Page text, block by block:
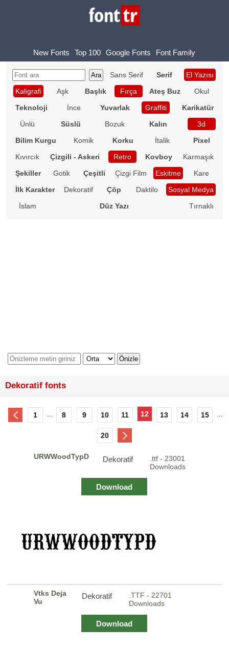
New Fonts Top 100 Google Fonts Font Family
Sans Serif Serif
El Yazısı
Kaligrafi
Aşk Başlık Fırça Ateş Buz
Okul
Teknoloji
İnce Yuvarlak Graffiti
Karikatür
Ünlü
Süslü Bozuk Kalın
3d
Bilim Kurgu
Komik Korku İtalik
Pixel
Kıvırcık
Çizgili - Askeri Retro Kovboy
Karmaşık
Şekiller
Gotik Çeşitli Çizgi Film Eskitme
Kare
İlk Karakter
Dekoratif Çöp Daktilo
Sosyal Medya
İslam
Düz Yazı Tırnaklı
Dekoratif fonts
1 8 9 10 11 12 13 14 15
20
URWWoodTypD Dekoratif
.ttf - 23001
Downloads
Download
Vtks Deja
Vu
Dekoratif
.TTF - 22701
Downloads
Download